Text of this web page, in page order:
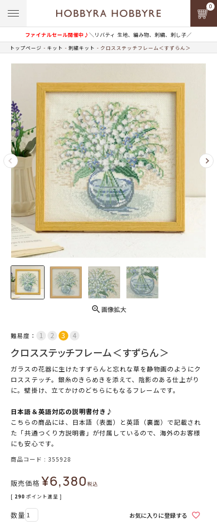
ファイナルセール開催中♪＼リバティ 生地、編み物、刺繍、刺し子／
0
トップページ キット 刺繍キット クロスステッチフレーム＜すずらん＞
画像拡大
難易度：
クロスステッチフレーム＜すずらん＞
ガラスの花器に生けたすずらんと忘れな草を静物画のようにク
ロスステッチ。銀糸のきらめきを添えて、陰影のある仕上がり
に。壁掛け、立てかけのどちらにもなるフレームです。
日本語＆英語対応の説明書付き♪
こちらの商品には、日本語（表面）と英語（裏面）で記載され
た「共通つくり方説明書」が付属しているので、海外のお客様
にも安心です。
商品コード 355928
販売価格 ¥6,380税込
[ 290 ポイント進呈 ]
お気に入りに登録する